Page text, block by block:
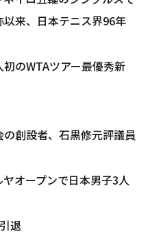
来、日本テニス界96年
のWTAツアー最優秀新
創設者、石黒修元評議員
オープンで日本男子3人
退